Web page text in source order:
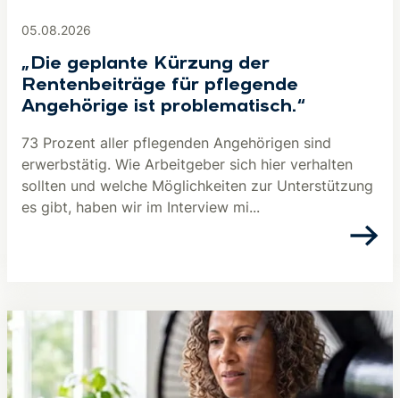
05.08.2026
„Die geplante Kürzung der
Rentenbeiträge für pflegende
Angehörige ist problematisch.“
73 Prozent aller pflegenden Angehörigen sind
erwerbstätig. Wie Arbeitgeber sich hier verhalten
sollten und welche Möglichkeiten zur Unterstützung
es gibt, haben wir im Interview mi...